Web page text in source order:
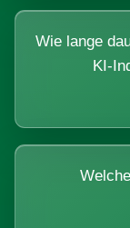
Wie lange
KI-